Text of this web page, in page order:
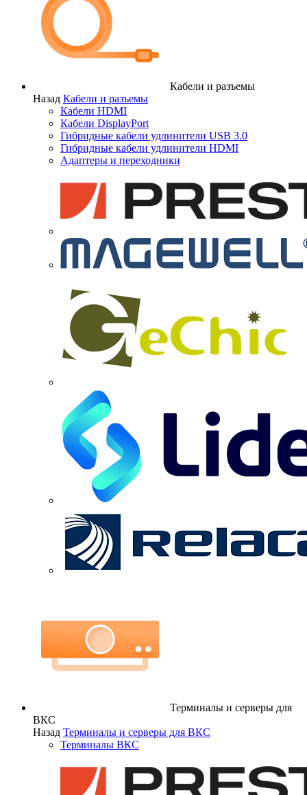
Кабели и разъемы
Назад Кабели и разъемы
Кабели HDMI
Кабели DisplayPort
Гибридные кабели удлинители USB 3.0
Гибридные кабели удлинители HDMI
Адаптеры и переходники
Терминалы и серверы для
ВКС
Назад Терминалы и серверы для ВКС
Терминалы ВКС